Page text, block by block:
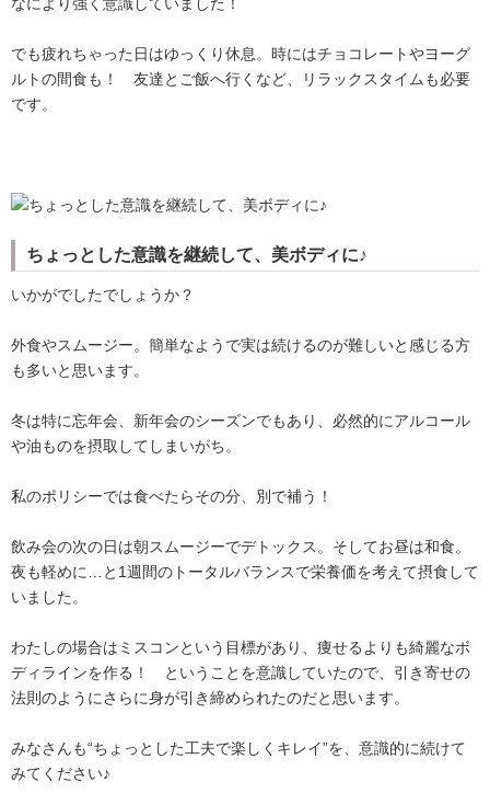
でも疲れちゃった日はゆっくり休息。時にはチョコレートやヨーグ
ルトの間食も！ 友達とご飯へ行くなど、リラックスタイムも必要
です。
ちょっとした意識を継続して、美ボディに♪
いかがでしたでしょうか？
外食やスムージー。簡単なようで実は続けるのが難しいと感じる方
も多いと思います。
冬は特に忘年会、新年会のシーズンでもあり、必然的にアルコール
や油ものを摂取してしまいがち。
私のポリシーでは食べたらその分、別で補う！
飲み会の次の日は朝スムージーでデトックス。そしてお昼は和食。
夜も軽めに…と1週間のトータルバランスで栄養価を考えて摂食して
いました。
わたしの場合はミスコンという目標があり、痩せるよりも綺麗なボ
ディラインを作る！ ということを意識していたので、引き寄せの
法則のようにさらに身が引き締められたのだと思います。
みなさんも“ちょっとした工夫で楽しくキレイ”を、意識的に続けて
みてください♪